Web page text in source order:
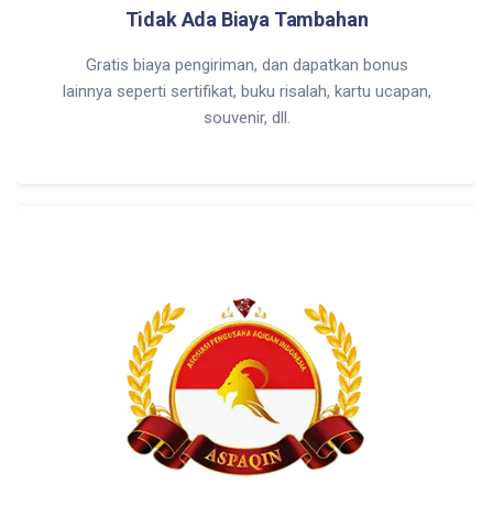
Tidak Ada Biaya Tambahan
Gratis biaya pengiriman, dan dapatkan bonus
lainnya seperti sertifikat, buku risalah, kartu ucapan,
souvenir, dll.